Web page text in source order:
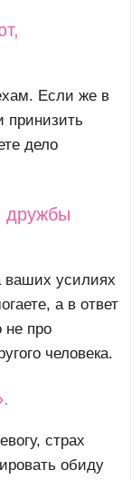
Если же в
принизить
дело
дружбы
ваших усилиях
а в ответ
про
человека.
страх
обиду